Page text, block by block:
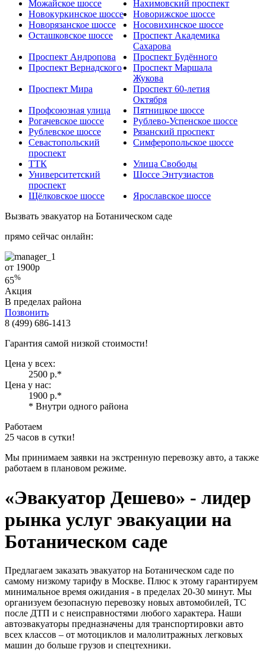
Можайское шоссе
Нахимовский проспект
Новокуркинское шоссе
Новорижское шоссе
Новорязанское шоссе
Носовихинское шоссе
Осташковское шоссе
Проспект Академика
Сахарова
Проспект Андропова
Проспект Будённого
Проспект Вернадского
Проспект Маршала
Жукова
Проспект Мира
Проспект 60-летия
Октября
Профсоюзная улица
Пятницкое шоссе
Рогачевское шоссе
Рублево-Успенское шоссе
Рублевское шоссе
Рязанский проспект
Севастопольский
проспект
Симферопольское шоссе
ТТК
Улица Свободы
Университетский
проспект
Шоссе Энтузиастов
Щёлковское шоссе
Ярославское шоссе
Вызвать эвакуатор на Ботаническом саде
прямо сейчас онлайн:
от 1900р
65%
Акция
В пределах района
Позвонить
8 (499) 686-1413
Гарантия самой низкой стоимости!
Цена у всех:
2500 р.*
Цена у нас:
1900 р.*
* Внутри одного района
Работаем
25 часов в сутки!
Мы принимаем заявки на экстренную перевозку авто, а также
работаем в плановом режиме.
«Эвакуатор Дешево» - лидер
рынка услуг эвакуации на
Ботаническом саде
Предлагаем заказать эвакуатор на Ботаническом саде по
самому низкому тарифу в Москве. Плюс к этому гарантируем
минимальное время ожидания - в пределах 20-30 минут. Мы
организуем безопасную перевозку новых автомобилей, ТС
после ДТП и с неисправностями любого характера. Наши
автоэвакуаторы предназначены для транспортировки авто
всех классов – от мотоциклов и малолитражных легковых
машин до больше грузов и спецтехники.